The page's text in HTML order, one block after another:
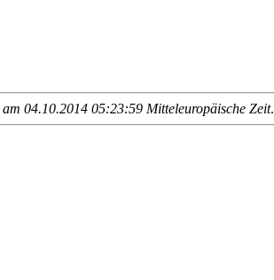
am 04.10.2014 05:23:59 Mitteleuropäische Zeit.